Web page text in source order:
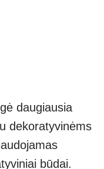
daugiausia
dekoratyvinėms
būdai.